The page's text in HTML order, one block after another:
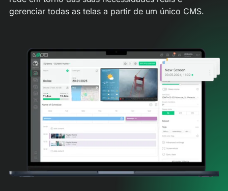
gerenciar todas as telas a partir de um único CMS.